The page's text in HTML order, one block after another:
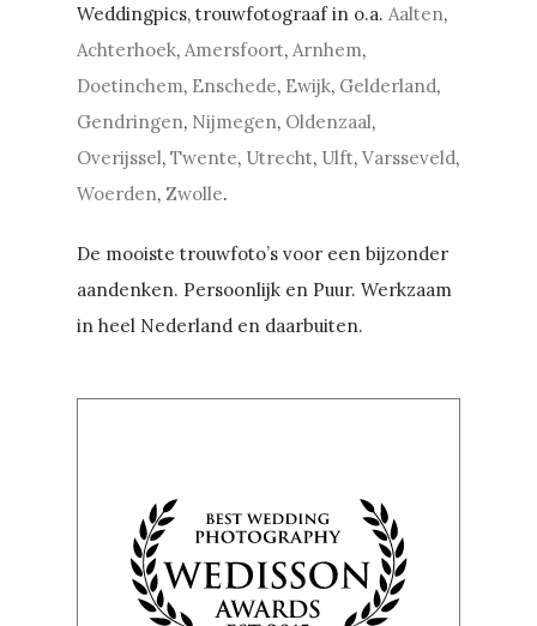
Weddingpics, trouwfotograaf in o.a. Aalten,
Achterhoek, Amersfoort, Arnhem,
Doetinchem, Enschede, Ewijk, Gelderland,
Gendringen, Nijmegen, Oldenzaal,
Overijssel,Twente, Utrecht, Ulft,Varsseveld,
Woerden, Zwolle.
De mooiste trouwfoto’s voor een bijzonder
aandenken. Persoonlijk en Puur. Werkzaam
in heel Nederland en daarbuiten.